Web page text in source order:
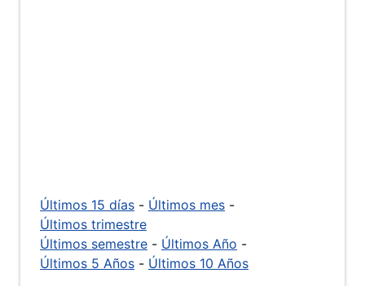
Últimos 15 días - Últimos mes -
Últimos trimestre
Últimos semestre - Últimos Año -
Últimos 5 Años - Últimos 10 Años